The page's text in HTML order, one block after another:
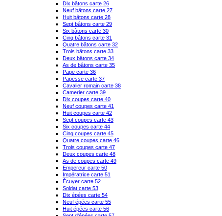
Dix bâtons carte 26
Neuf bâtons carte 27
Huit bâtons carte 28
Sept bâtons carte 29
Six bâtons carte 30
Cinq bâtons carte 31
Quatre bâtons carte 32
Trois bâtons carte 33
Deux bâtons carte 34
As de bâtons carte 35
Pape carte 36
Papesse carte 37
Cavalier romain carte 38
Camerier carte 39
Dix coupes carte 40
Neuf coupes carte 41
Huit coupes carte 42
Sept coupes carte 43
Six coupes carte 44
Cinq coupes carte 45
Quatre coupes carte 46
Trois coupes carte 47
Deux coupes carte 48
As de coupes carte 49
Empereur carte 50
Impératrice carte 51
Écuyer carte 52
Soldat carte 53
Dix épées carte 54
Neuf épées carte 55
Huit épées carte 56